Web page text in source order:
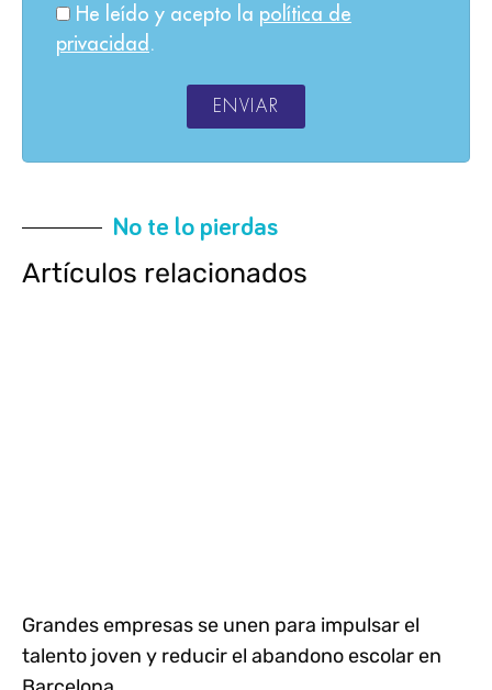
He leído y acepto la política de
privacidad .
ENVIAR
No te lo pierdas
Artículos relacionados
Grandes empresas se unen para impulsar el
talento joven y reducir el abandono escolar en